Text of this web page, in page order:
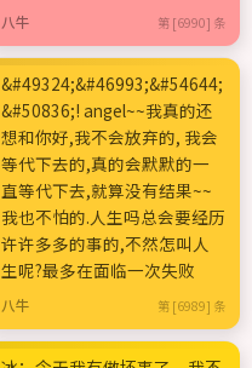
八牛 第 [6990] 条
&#49324;&#46993;&#54644;
&#50836;! angel~~我真的还
想和你好,我不会放弃的, 我会
等代下去的,真的会默默的一
直等代下去,就算没有结果~~
我也不怕的.人生吗总会要经历
许许多多的事的,不然怎叫人
生呢?最多在面临一次失败
八牛 第 [6989] 条